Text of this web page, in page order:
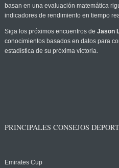
basan en una evaluación matemática
indicadores de rendimiento en tiempo
Siga los próximos encuentros de Jason
conocimientos basados en datos para
estadística de su próxima victoria.
PRINCIPALES CONSEJOS
Emirates Cup